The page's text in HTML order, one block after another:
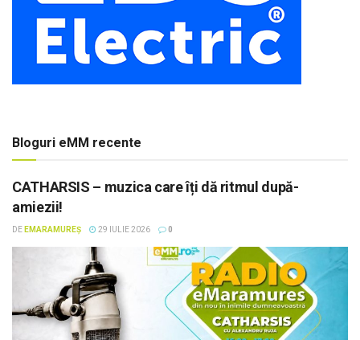
Bloguri eMM recente
CATHARSIS – muzica care îți dă ritmul după-
amiezii!
DE EMARAMUREȘ 29 IULIE 2026 0